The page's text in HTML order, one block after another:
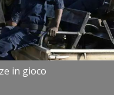
in gioco